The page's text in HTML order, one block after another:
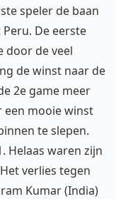
speler de baan
De eerste
door de veel
de winst naar de
2e game meer
een mooie winst
te slepen.
Helaas waren zijn
verlies tegen
Kumar (India)